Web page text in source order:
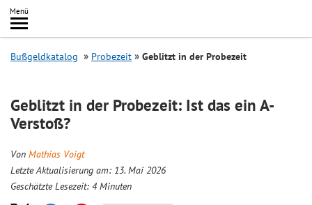
Inhalt
springen
Menü
Search
Bußgeldkatalog Probezeit Geblitzt in der Probezeit
Geblitzt in der Probezeit: Ist das ein A-
Verstoß?
Von Mathias Voigt
Letzte Aktualisierung am: 13. Mai 2026
Geschätzte Lesezeit: 4 Minuten